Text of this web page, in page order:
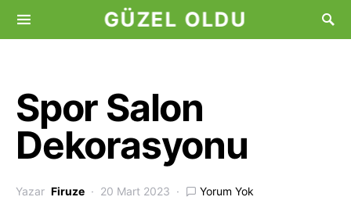
GÜZEL OLDU
Spor Salon
Dekorasyonu
Yazar Firuze 20 Mart 2023 Yorum Yok